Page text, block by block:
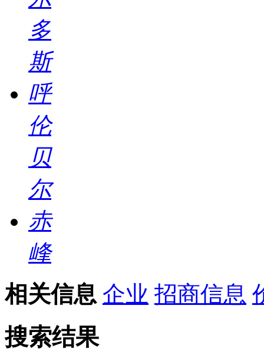
多
斯
呼
伦
贝
尔
赤
峰
相关信息 企业 招商信息
搜索结果